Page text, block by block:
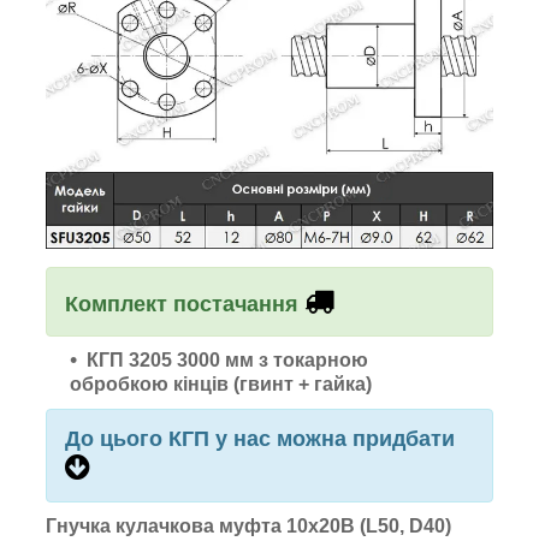
Комплект постачання
КГП 3205 3000 мм з токарною
обробкою кінців (гвинт + гайка)
До цього КГП у нас можна придбати
Гнучка кулачкова муфта 10х20В (L50, D40)